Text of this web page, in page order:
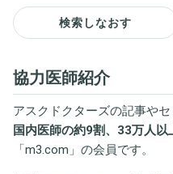
検索しなおす
協力医師紹介
アスクドクターズの記事やセ
国内医師の約9割、33万人以
「m3.com 」の会員です。